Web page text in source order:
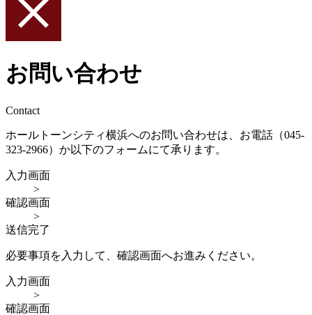
お問い合わせ
Contact
ホールトーンシティ横浜へのお問い合わせは、お電話（045-
323-2966）か以下のフォームにて承ります。
入力画面
>
確認画面
>
送信完了
必要事項を入力して、確認画面へお進みください。
入力画面
>
確認画面